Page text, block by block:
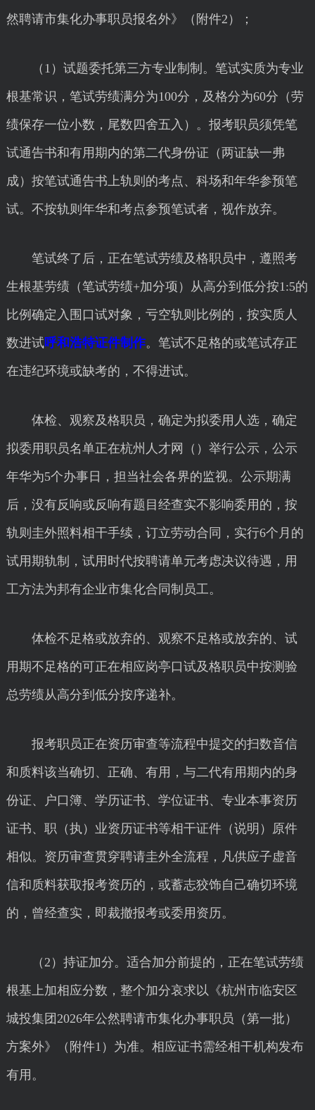
然聘请市集化办事职员报名外》（附件2）；
（1）试题委托第三方专业制制。笔试实质为专业
根基常识，笔试劳绩满分为100分，及格分为60分（劳
绩保存一位小数，尾数四舍五入）。报考职员须凭笔
试通告书和有用期内的第二代身份证（两证缺一弗
成）按笔试通告书上轨则的考点、科场和年华参预笔
试。不按轨则年华和考点参预笔试者，视作放弃。
笔试终了后，正在笔试劳绩及格职员中，遵照考
生根基劳绩（笔试劳绩+加分项）从高分到低分按1:5的
比例确定入围口试对象，亏空轨则比例的，按实质人
数进试呼和浩特证件制作。笔试不足格的或笔试存正
在违纪环境或缺考的，不得进试。
体检、观察及格职员，确定为拟委用人选，确定
拟委用职员名单正在杭州人才网（）举行公示，公示
年华为5个办事日，担当社会各界的监视。公示期满
后，没有反响或反响有题目经查实不影响委用的，按
轨则圭外照料相干手续，订立劳动合同，实行6个月的
试用期轨制，试用时代按聘请单元考虑决议待遇，用
工方法为邦有企业市集化合同制员工。
体检不足格或放弃的、观察不足格或放弃的、试
用期不足格的可正在相应岗亭口试及格职员中按测验
总劳绩从高分到低分按序递补。
报考职员正在资历审查等流程中提交的扫数音信
和质料该当确切、正确、有用，与二代有用期内的身
份证、户口簿、学历证书、学位证书、专业本事资历
证书、职（执）业资历证书等相干证件（说明）原件
相似。资历审查贯穿聘请圭外全流程，凡供应子虚音
信和质料获取报考资历的，或蓄志狡饰自己确切环境
的，曾经查实，即裁撤报考或委用资历。
（2）持证加分。适合加分前提的，正在笔试劳绩
根基上加相应分数，整个加分哀求以《杭州市临安区
城投集团2026年公然聘请市集化办事职员（第一批）
方案外》（附件1）为准。相应证书需经相干机构发布
有用。